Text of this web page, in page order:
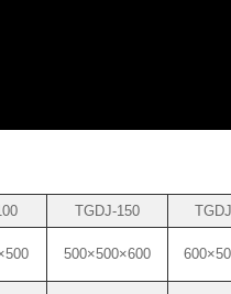
TGDJ-150
500×500×600